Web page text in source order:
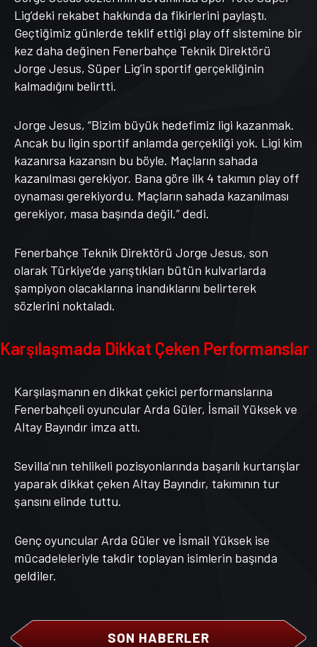
Lig’deki rekabet hakkında da fikirlerini paylaştı.
Geçtiğimiz günlerde teklif ettiği play off sistemine bir
kez daha değinen Fenerbahçe Teknik Direktörü
Jorge Jesus, Süper Lig’in sportif gerçekliğinin
kalmadığını belirtti.
Jorge Jesus, “Bizim büyük hedefimiz ligi kazanmak.
Ancak bu ligin sportif anlamda gerçekliği yok. Ligi kim
kazanırsa kazansın bu böyle. Maçların sahada
kazanılması gerekiyor. Bana göre ilk 4 takımın play off
oynaması gerekiyordu. Maçların sahada kazanılması
gerekiyor, masa başında değil.” dedi.
Fenerbahçe Teknik Direktörü Jorge Jesus, son
olarak Türkiye’de yarıştıkları bütün kulvarlarda
şampiyon olacaklarına inandıklarını belirterek
sözlerini noktaladı.
Karşılaşmada Dikkat Çeken Performanslar
Karşılaşmanın en dikkat çekici performanslarına
Fenerbahçeli oyuncular Arda Güler, İsmail Yüksek ve
Altay Bayındır imza attı.
Sevilla’nın tehlikeli pozisyonlarında başarılı kurtarışlar
yaparak dikkat çeken Altay Bayındır, takımının tur
şansını elinde tuttu.
Genç oyuncular Arda Güler ve İsmail Yüksek ise
mücadeleleriyle takdir toplayan isimlerin başında
geldiler.
SON HABERLER